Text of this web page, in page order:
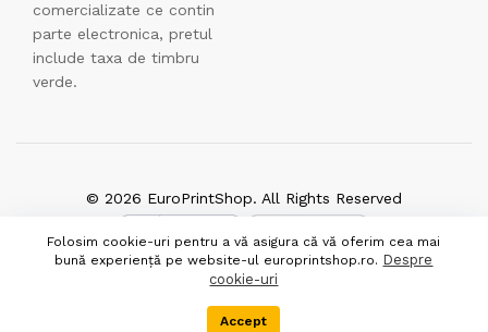
comercializate ce contin
parte electronica, pretul
include taxa de timbru
verde.
© 2026 EuroPrintShop. All Rights Reserved
Folosim cookie-uri pentru a vă asigura că vă oferim cea mai
bună experiență pe website-ul europrintshop.ro. Despre
cookie-uri
Accept